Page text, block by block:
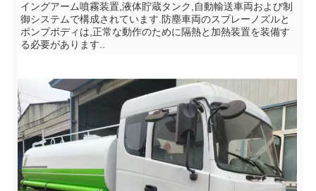
イングアーム噴霧装置,液体貯蔵タンク,自動輸送車両および制
御システムで構成されています.防塵車両のスプレーノズルと
ポンプボディは,正常な動作のために隔熱と加熱装置を装備す
る必要があります..